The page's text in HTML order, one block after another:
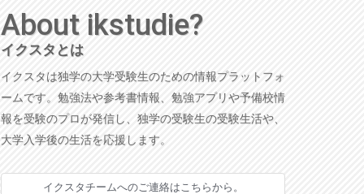
About ikstudie?
イクスタとは
イクスタは独学の大学受験生のための情報プラットフォ
ームです。勉強法や参考書情報、勉強アプリや予備校情
報を受験のプロが発信し、独学の受験生の受験生活や、
大学入学後の生活を応援します。
イクスタチームへのご連絡はこちらから。